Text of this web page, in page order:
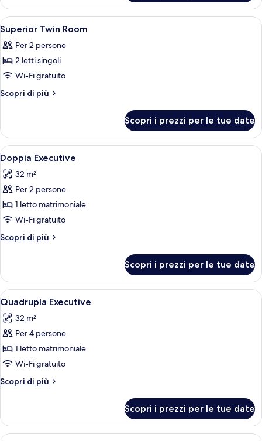
Triple
Room
Apri
tutte
le
foto
per
Superior
Una camera d'albergo con un letto,
7
Superior Twin Room
Per 2 persone
2 letti singoli
Wi-Fi gratuito
Scopri di più
Altri
Twin
Room
Scopri i prezzi per le tue date
Apri
tutte
le
foto
per
Doppia
Executive
Una moderna camera d'albergo con
6
Doppia Executive
32 m²
Per 2 persone
1 letto matrimoniale
Wi-Fi gratuito
Scopri di più
Altri
Executive
Scopri i prezzi per le tue date
Apri
tutte
le
foto
per
Quadrupla
Executive
Una moderna camera d'albergo
5
Quadrupla Executive
32 m²
Per 4 persone
1 letto matrimoniale
Wi-Fi gratuito
Scopri di più
Altri
Executive
Scopri i prezzi per le tue date
Una moderna camera d'albergo